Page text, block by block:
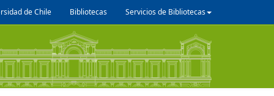
de Chile Bibliotecas Servicios de Bibliotecas